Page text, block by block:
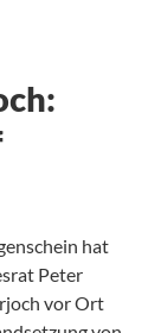
hat
Peter
vor Ort